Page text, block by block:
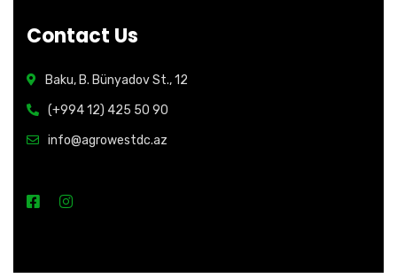
Contact Us
Baku, B. Bünyadov St., 12
(+994 12) 425 50 90
info@agrowestdc.az